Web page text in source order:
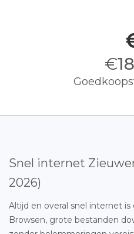
€
Snel internet
2026)
Altijd en overal snel internet
Browsen, grote bestanden